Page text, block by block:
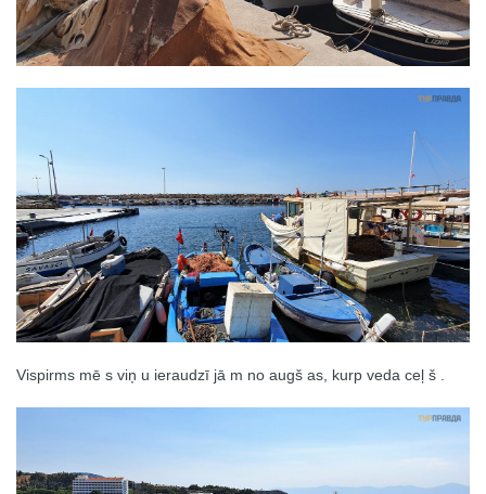
Vispirms mē s viņ u ieraudzī jā m no augš as, kurp veda ceļ š .